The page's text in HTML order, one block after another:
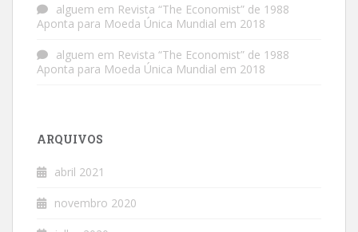
alguem em Revista “The Economist” de 1988
Aponta para Moeda Única Mundial em 2018
alguem em Revista “The Economist” de 1988
Aponta para Moeda Única Mundial em 2018
ARQUIVOS
abril 2021
novembro 2020